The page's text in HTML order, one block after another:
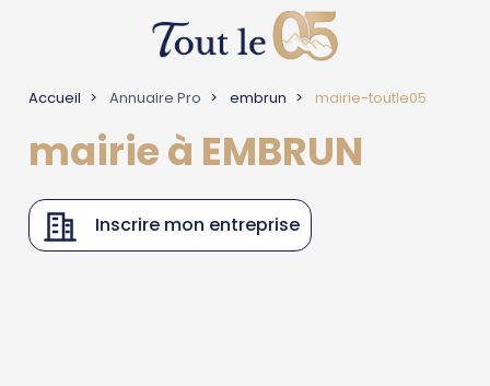
Accueil Annuaire Pro embrun mairie-toutle05
mairie à EMBRUN
Inscrire mon entreprise